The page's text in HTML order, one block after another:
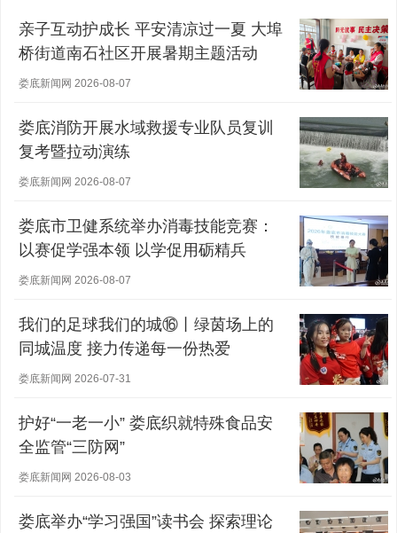
亲子互动护成长 平安清凉过一夏 大埠
桥街道南石社区开展暑期主题活动
娄底新闻网 2026-08-07
娄底消防开展水域救援专业队员复训
复考暨拉动演练
娄底新闻网 2026-08-07
娄底市卫健系统举办消毒技能竞赛：
以赛促学强本领 以学促用砺精兵
娄底新闻网 2026-08-07
我们的足球我们的城⑯丨绿茵场上的
同城温度 接力传递每一份热爱
娄底新闻网 2026-07-31
护好“一老一小” 娄底织就特殊食品安
全监管“三防网”
娄底新闻网 2026-08-03
娄底举办“学习强国”读书会 探索理论